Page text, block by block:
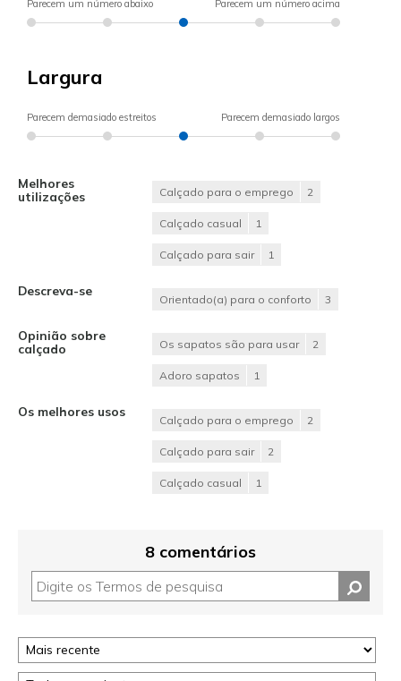
Parecem um número abaixo Parecem um número acima
Largura
Parecem demasiado estreitos Parecem demasiado largos
Melhores
utilizações
Calçado para o emprego 2
Calçado casual 1
Calçado para sair 1
Descreva-se
Orientado(a) para o conforto 3
Opinião sobre
calçado
Os sapatos são para usar 2
Adoro sapatos 1
Os melhores usos
Calçado para o emprego 2
Calçado para sair 2
Calçado casual 1
8 comentários